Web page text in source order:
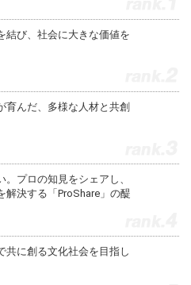
結び、社会に大きな価値を
育んだ、多様な人材と共創
。プロの知見をシェアし、
解決する「ProShare」の醍
共に創る文化社会を目指し